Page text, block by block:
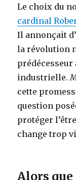
Le choix du
cardinal
Il annonçait
la révolution
industrielle.
cette
question
protéger
change trop
Alors